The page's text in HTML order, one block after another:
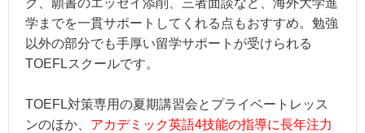
学までを一貫サポートしてくれる点もおすすめ。勉強
以外の部分でも手厚い留学サポートが受けられる
TOEFLスクールです。
TOEFL対策専用の夏期講習会とプライベートレッス
ンのほか、 アカデミック英語4技能の指導に長年注力